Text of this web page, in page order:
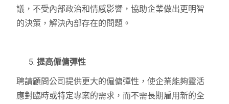
議，不受內部政治和情感影響，協助企業做出更明智
的決策，解決內部存在的問題。
提高僱傭彈性
聘請顧問公司提供更大的僱傭彈性，使企業能夠靈活
應對臨時或特定專案的需求，而不需長期雇用新的全